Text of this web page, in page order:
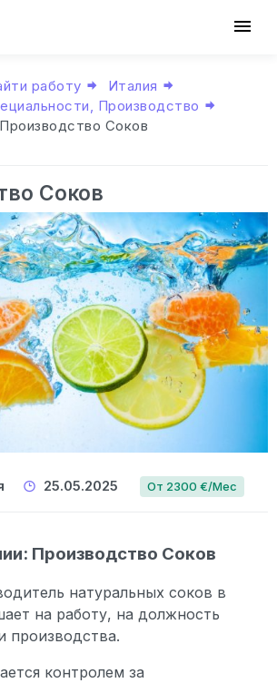
работу
Италия
Производство
Производство Соков
Соков
25.05.2025 От 2300 €/Мес
Производство Соков
натуральных соков в
на работу, на должность
производства.
контролем за